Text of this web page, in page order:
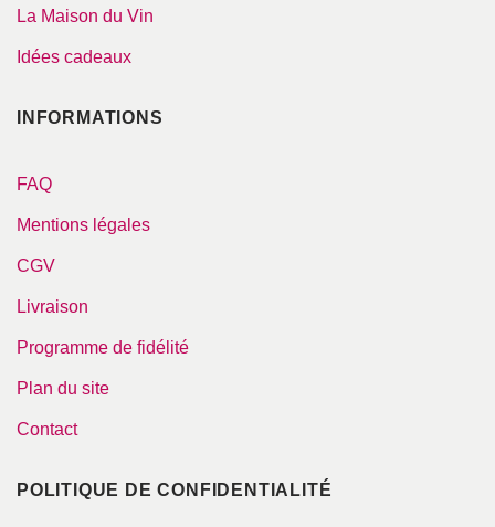
La Maison du Vin
Idées cadeaux
INFORMATIONS
FAQ
Mentions légales
CGV
Livraison
Programme de fidélité
Plan du site
Contact
POLITIQUE DE CONFIDENTIALITÉ